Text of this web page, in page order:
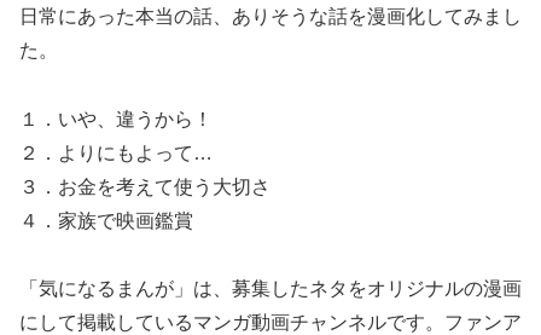
日常にあった本当の話、ありそうな話を漫画化してみまし
た。
１．いや、違うから！
２．よりにもよって…
３．お金を考えて使う大切さ
４．家族で映画鑑賞
「気になるまんが」は、募集したネタをオリジナルの漫画
にして掲載しているマンガ動画チャンネルです。ファンア